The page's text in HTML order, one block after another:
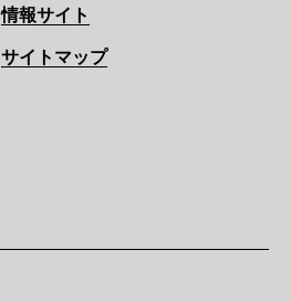
情報サイト
サイトマップ